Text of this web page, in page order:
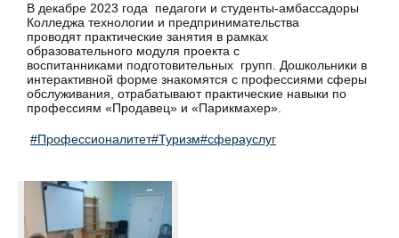
В декабре 2023 года педагоги и студенты-амбассадоры
Колледжа технологии и предпринимательства
проводят практические занятия в рамках
образовательного модуля проекта с
воспитанниками подготовительных групп. Дошкольники в
интерактивной форме знакомятся с профессиями сферы
обслуживания, отрабатывают практические навыки по
профессиям «Продавец» и «Парикмахер».
#Профессионалитет#Туризм#сферауслуг